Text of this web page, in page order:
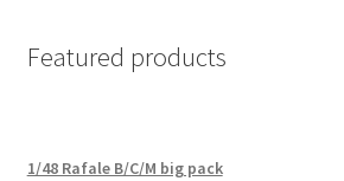
Featured products
1/48 Rafale B/C/M big pack